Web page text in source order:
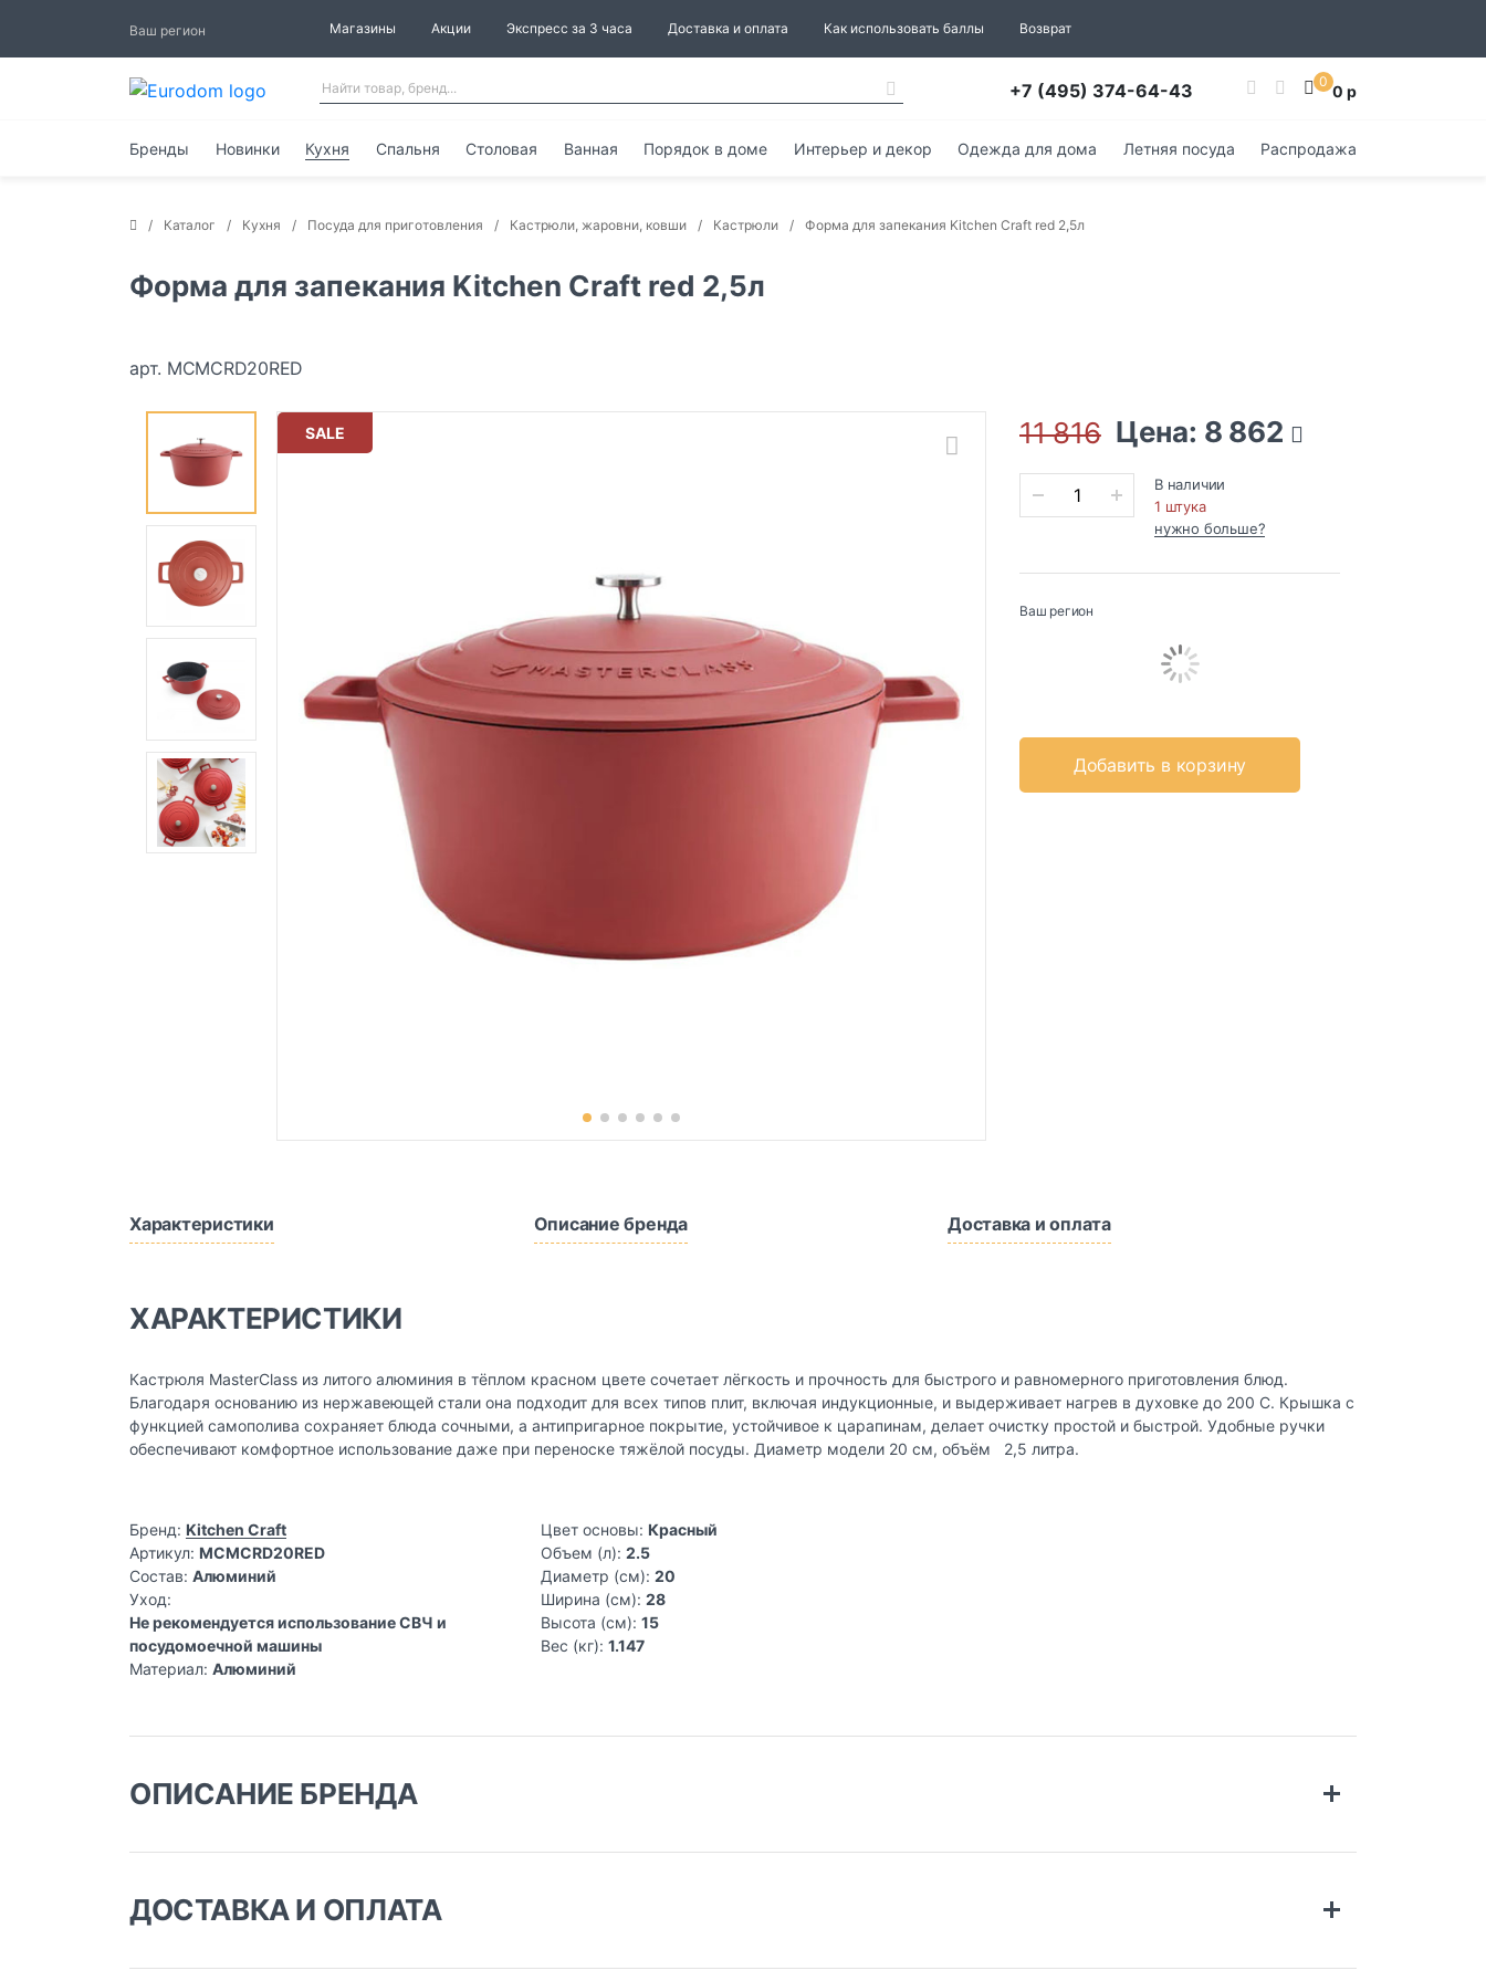
Ваш регион Магазины Акции Экспресс за 3 часа Доставка и оплата Как использовать баллы Возврат
+7 (495) 374-64-43 0 0 р
Бренды Новинки Кухня Спальня Столовая Ванная Порядок в доме Интерьер и декор Одежда для дома Летняя посуда Распродажа
Каталог Кухня Посуда для приготовления Кастрюли, жаровни, ковши Кастрюли Форма для запекания Kitchen Craft red 2,5л
Форма для запекания Kitchen Craft red 2,5л
арт. MCMCRD20RED
SALE 11 816 Цена: 8 862
В наличии
1 штука
нужно больше?
Ваш регион
Добавить в корзину
Характеристики Описание бренда Доставка и оплата
ХАРАКТЕРИСТИКИ
Кастрюля MasterClass из литого алюминия в тёплом красном цвете сочетает лёгкость и прочность для быстрого и равномерного приготовления блюд.
Благодаря основанию из нержавеющей стали она подходит для всех типов плит, включая индукционные, и выдерживает нагрев в духовке до 200 C. Крышка с
функцией самополива сохраняет блюда сочными, а антипригарное покрытие, устойчивое к царапинам, делает очистку простой и быстрой. Удобные ручки
обеспечивают комфортное использование даже при переноске тяжёлой посуды. Диаметр модели 20 см, объём 2,5 литра.
Бренд: Kitchen Craft
Артикул: MCMCRD20RED
Состав: Алюминий
Уход:
Не рекомендуется использование СВЧ и
посудомоечной машины
Материал: Алюминий
Цвет основы: Красный
Объем (л): 2.5
Диаметр (см): 20
Ширина (см): 28
Высота (см): 15
Вес (кг): 1.147
ОПИСАНИЕ БРЕНДА
Компания Kitchen Craft ведет свою историю с 1850 года, когда джентльмен по имени
торговле скобяными и бытовыми товарами. Более полутора веков бренд остается верным своему призванию — делать домашние дела легче и приятнее.
Путь к лидерству
ДОСТАВКА И ОПЛАТА